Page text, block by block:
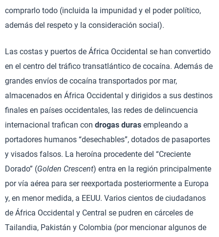
comprarlo todo (incluida la impunidad y el poder político,
además del respeto y la consideración social).
Las costas y puertos de África Occidental se han convertido
en el centro del tráfico transatlántico de cocaína. Además de
grandes envíos de cocaína transportados por mar,
almacenados en África Occidental y dirigidos a sus destinos
finales en países occidentales, las redes de delincuencia
internacional trafican con drogas duras empleando a
portadores humanos “desechables”, dotados de pasaportes
y visados falsos. La heroína procedente del “Creciente
Dorado” (Golden Crescent) entra en la región principalmente
por vía aérea para ser reexportada posteriormente a Europa
y, en menor medida, a EEUU. Varios cientos de ciudadanos
de África Occidental y Central se pudren en cárceles de
Tailandia, Pakistán y Colombia (por mencionar algunos de